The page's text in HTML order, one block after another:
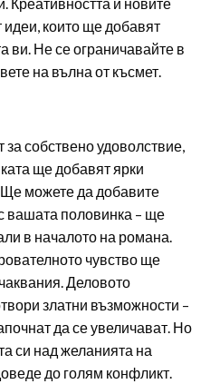
Креативността и новите
които ще добавят
ви. Не се ограничавайте в
на вълна от късмет.
собствено удоволствие,
ще добавят ярки
можете да добавите
вашата половинка – ще
в началото на романа.
чувство ще
Деловото
златни възможности –
да се увеличават. Но
си над желанията на
до голям конфликт.